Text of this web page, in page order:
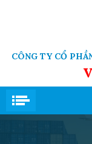
CÔNG TY CỔ